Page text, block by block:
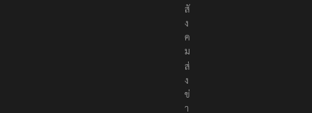
สั
ง
ค
ม
ส่
ง
ข่
า